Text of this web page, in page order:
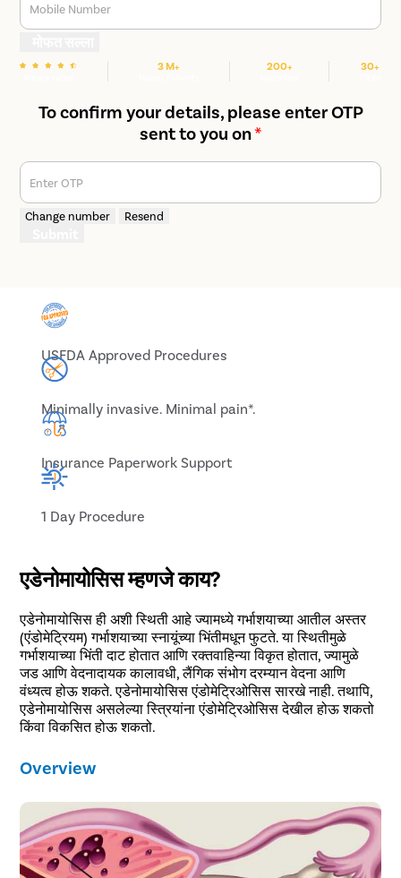
Mobile Number
3 M+ 200+ 30+
To confirm your details, please enter OTP
sent to you on*
Enter OTP
Change number Resend
USFDA Approved Procedures
Minimally invasive. Minimal pain*.
Insurance Paperwork Support
1 Day Procedure
एडेनोमायोसिस म्हणजे काय?
एडेनोमायोसिस ही अशी स्थिती आहे ज्यामध्ये गर्भाशयाच्या आतील अस्तर
(एंडोमेट्रियम) गर्भाशयाच्या स्नायूंच्या भिंतीमधून फुटते. या स्थितीमुळे
गर्भाशयाच्या भिंती दाट होतात आणि रक्तवाहिन्या विकृत होतात, ज्यामुळे
जड आणि वेदनादायक कालावधी, लैंगिक संभोग दरम्यान वेदना आणि
वंध्यत्व होऊ शकते. एडेनोमायोसिस एंडोमेट्रिओसिस सारखे नाही. तथापि,
एडेनोमायोसिस असलेल्या स्त्रियांना एंडोमेट्रिओसिस देखील होऊ शकतो
किंवा विकसित होऊ शकतो.
Overview